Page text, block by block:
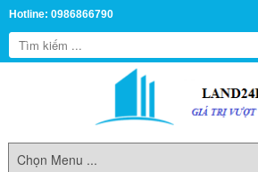
Hotline: 0986866790